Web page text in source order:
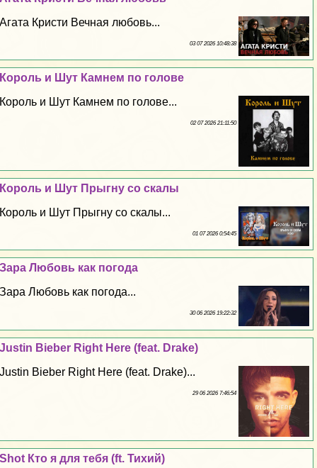
Агата Кристи Вечная любовь...
03 07 2026 10:48:38
Король и Шут Камнем по голове
Король и Шут Камнем по голове...
02 07 2026 21:11:50
Король и Шут Прыгну со скалы
Король и Шут Прыгну со скалы...
01 07 2026 0:54:45
Зара Любовь как погода
Зара Любовь как погода...
30 06 2026 19:22:32
Justin Bieber Right Here (feat. Drake)
Justin Bieber Right Here (feat. Drake)...
29 06 2026 7:46:54
Shot Кто я для тебя (ft. Тихий)